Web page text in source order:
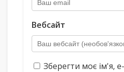
Вебсайт
Зберегти моє ім'я,